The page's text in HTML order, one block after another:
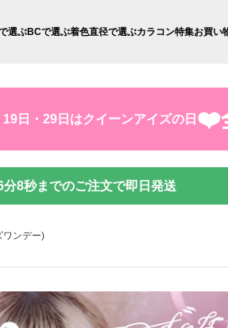
選ぶBCで選ぶ着色直径で選ぶカラコン特集お買い
日・29日はクイーンアイズの日 ❤️
分7秒までのご注文で即日発送
ワンデー)